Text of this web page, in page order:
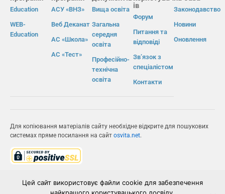
Education
WEB-
Education
АСУ «ВНЗ»
Веб Деканат
АС «Школа»
АС «Тест»
Вища освіта
Загальна
середня
освіта
Професійно-
технічна
освіта
ів
Форум
Питання та
відповіді
Зв’язок з
спеціалістом
Контакти
Законодавство
Новини
Оновлення
Для копіювання матеріалів сайту необхідне відкрите для пошукових
системах пряме посилання на сайт osvita.net.
Цей сайт використовує файли cookie для забезпечення